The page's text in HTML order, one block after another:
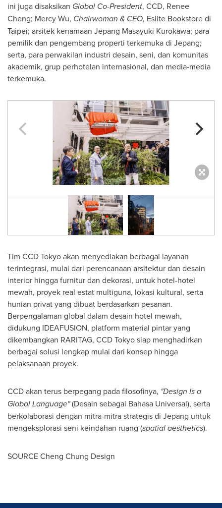
ini juga disaksikan Global Co-President, CCD, Renee
Cheng; Mercy Wu, Chairwoman & CEO, Eslite Bookstore di
Taipei; arsitek kenamaan Jepang Masayuki Kurokawa; para
pemilik dan pengembang properti terkemuka di Jepang;
serta, para perwakilan industri desain, seni, dan komunitas
akademik, grup perhotelan internasional, dan media-media
terkemuka.
Tim CCD Tokyo akan menyediakan berbagai layanan
terintegrasi, mulai dari perencanaan arsitektur dan desain
interior hingga furnitur dan dekorasi, untuk hotel-hotel
mewah, proyek real estat multiguna, lokasi kultural, serta
hunian privat yang dibuat berdasarkan pesanan.
Berpengalaman global dalam desain hotel mewah,
didukung IDEAFUSION, platform material pintar yang
dikembangkan RARITAG, CCD Tokyo siap menghadirkan
berbagai solusi lengkap mulai dari konsep hingga
pelaksanaan proyek.
CCD akan terus berpegang pada filosofinya, "Design Is a
Global Language"(Desain sebagai Bahasa Universal), serta
berkolaborasi dengan mitra-mitra strategis di Jepang untuk
mengeksplorasi seni keindahan ruang (spatial aesthetics).
SOURCE Cheng Chung Design